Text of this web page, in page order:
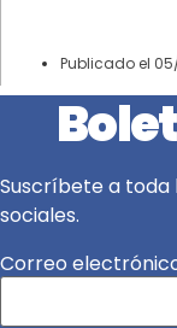
Publicado el
Suscríbete a toda
sociales.
Correo